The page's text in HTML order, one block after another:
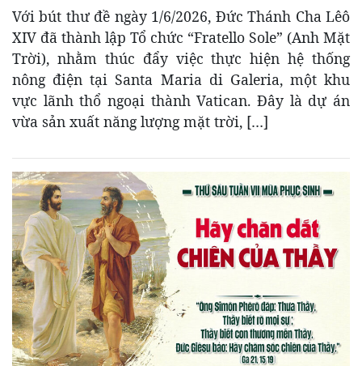
Với bút thư đề ngày 1/6/2026, Đức Thánh Cha Lêô
XIV đã thành lập Tổ chức “Fratello Sole” (Anh Mặt
Trời), nhằm thúc đẩy việc thực hiện hệ thống
nông điện tại Santa Maria di Galeria, một khu
vực lãnh thổ ngoại thành Vatican. Đây là dự án
vừa sản xuất năng lượng mặt trời, […]